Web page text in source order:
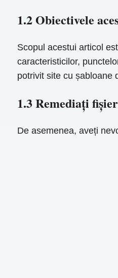
1.2 Obiectivele
Scopul acestui articol
caracteristicilor,
potrivit site cu șabloane
1.3 Remediați
De asemenea, aveți